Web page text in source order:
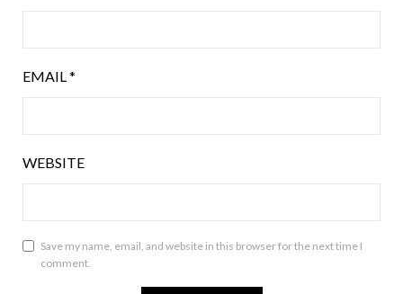
EMAIL*
WEBSITE
Save my name, email, and website in this browser for the next time I
comment.